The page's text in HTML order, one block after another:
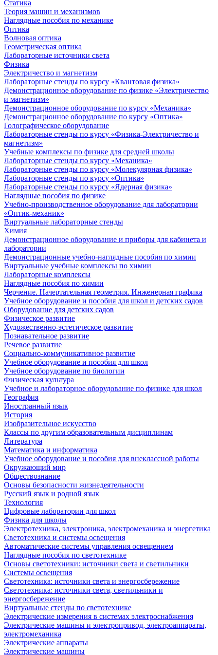
Статика
Теория машин и механизмов
Наглядные пособия по механике
Оптика
Волновая оптика
Геометрическая оптика
Лабораторные источники света
Физика
Электричество и магнетизм
Лабораторные стенды по курсу «Квантовая физика»
Демонстрационное оборудование по физике «Электричество
и магнетизм»
Демонстрационное оборудование по курсу «Механика»
Демонстрационное оборудование по курсу «Оптика»
Голографическое оборудование
Лабораторные стенды по курсу «Физика-Электричество и
магнетизм»
Учебные комплексы по физике для средней школы
Лабораторные стенды по курсу «Механика»
Лабораторные стенды по курсу «Молекулярная физика»
Лабораторные стенды по курсу «Оптика»
Лабораторные стенды по курсу «Ядерная физика»
Наглядные пособия по физике
Учебно-производственное оборудование для лаборатории
«Оптик-механик»
Виртуальные лабораторные стенды
Химия
Демонстрационное оборудование и приборы для кабинета и
лаборатории
Демонстрационные учебно-наглядные пособия по химии
Виртуальные учебные комплексы по химии
Лабораторные комплексы
Наглядные пособия по химии
Черчение. Начертательная геометрия. Инженерная графика
Учебное оборудование и пособия для школ и детских садов
Оборудование для детских садов
Физическое развитие
Художественно-эстетическое развитие
Познавательное развитие
Речевое развитие
Социально-коммуникативное развитие
Учебное оборудование и пособия для школ
Учебное оборудование по биологии
Физическая культура
Учебное и лабораторное оборудование по физике для школ
География
Иностранный язык
История
Изобразительное искусство
Классы по другим образовательным дисциплинам
Литература
Математика и информатика
Учебное оборудование и пособия для внеклассной работы
Окружающий мир
Обществознание
Основы безопасности жизнедеятельности
Русский язык и родной язык
Технология
Цифровые лаборатории для школ
Физика для школы
Электротехника, электроника, электромеханика и энергетика
Светотехника и системы освещения
Автоматические системы управления освещением
Наглядные пособия по светотехнике
Основы светотехники: источники света и светильники
Системы освещения
Светотехника: источники света и энергосбережение
Светотехника: источники света, светильники и
энергосбережение
Виртуальные стенды по светотехнике
Электрические измерения в системах электроснабжения
Электрические машины и электропривод, электроаппараты,
электромеханика
Электрические аппараты
Электрические машины